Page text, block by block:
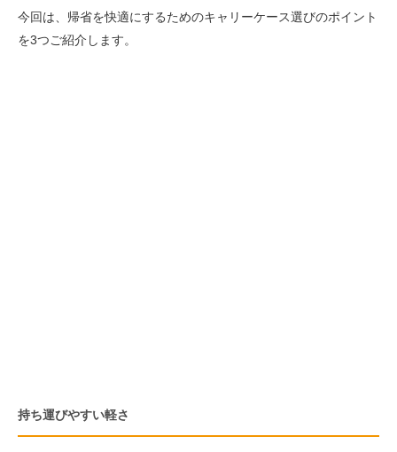
今回は、帰省を快適にするためのキャリーケース選びのポイント
を3つご紹介します。
持ち運びやすい軽さ